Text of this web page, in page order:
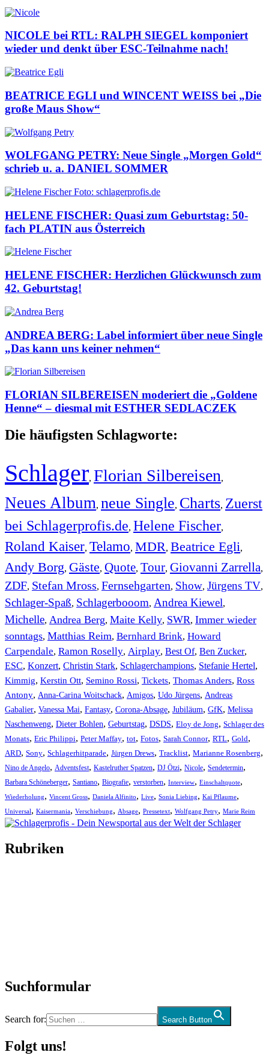
NICOLE bei RTL: RALPH SIEGEL komponiert
wieder und denkt über ESC-Teilnahme nach!
BEATRICE EGLI und WINCENT WEISS bei „Die
große Maus Show“
WOLFGANG PETRY: Neue Single „Morgen Gold“
schrieb u. a. DANIEL SOMMER
HELENE FISCHER: Quasi zum Geburtstag: 50-
fach PLATIN aus Österreich
HELENE FISCHER: Herzlichen Glückwunsch zum
42. Geburtstag!
ANDREA BERG: Label informiert über neue Single
„Das kann uns keiner nehmen“
FLORIAN SILBEREISEN moderiert die „Goldene
Henne“ – diesmal mit ESTHER SEDLACZEK
Die häufigsten Schlagworte:
Schlager, Florian Silbereisen,
Neues Album, neue Single, Charts, Zuerst
bei Schlagerprofis.de, Helene Fischer,
Roland Kaiser, Telamo, MDR, Beatrice Egli,
Andy Borg, Gäste, Quote, Tour, Giovanni Zarrella,
ZDF, Stefan Mross, Fernsehgarten, Show, Jürgens TV,
Schlager-Spaß, Schlagerbooom, Andrea Kiewel,
Michelle, Andrea Berg, Maite Kelly, SWR, Immer wieder
sonntags, Matthias Reim, Bernhard Brink, Howard
Carpendale, Ramon Roselly, Airplay, Best Of, Ben Zucker,
ESC, Konzert, Christin Stark, Schlagerchampions, Stefanie Hertel,
Kimmig, Kerstin Ott, Semino Rossi, Tickets, Thomas Anders, Ross
Antony, Anna-Carina Woitschack, Amigos, Udo Jürgens, Andreas
Gabalier, Vanessa Mai, Fantasy, Corona-Absage, Jubiläum, GfK, Melissa
Naschenweng, Dieter Bohlen, Geburtstag, DSDS, Eloy de Jong, Schlager des
Monats, Eric Philippi, Peter Maffay, tot, Fotos, Sarah Connor, RTL, Gold,
ARD, Sony, Schlagerhitparade, Jürgen Drews, Tracklist, Marianne Rosenberg,
Nino de Angelo, Adventsfest, Kastelruther Spatzen, DJ Ötzi, Nicole, Sendetermin,
Barbara Schöneberger, Santiano, Biografie, verstorben, Interview, Einschaltquote,
Wiederholung, Vincent Gross, Daniela Alfinito, Live, Sonia Liebing, Kai Pflaume,
Universal, Kaisermania, Verschiebung, Absage, Pressetext, Wolfgang Petry, Marie Reim
Rubriken
Suchformular
Search for: Search Button
Folgt uns!